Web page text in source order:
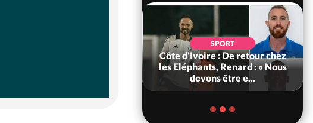
SPORT
Côte d'Ivoire : De retour chez
les Eléphants, Renard : « Nous
devons être e...